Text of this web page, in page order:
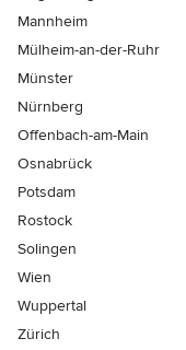
Mannheim
Mülheim-an-der-Ruhr
Münster
Nürnberg
Offenbach-am-Main
Osnabrück
Potsdam
Rostock
Solingen
Wien
Wuppertal
Zürich